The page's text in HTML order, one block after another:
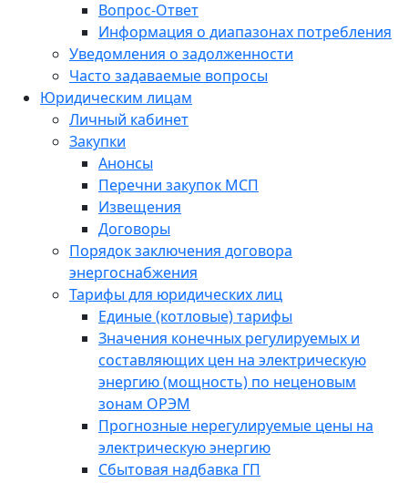
Вопрос-Ответ
Информация о диапазонах потребления
Уведомления о задолженности
Часто задаваемые вопросы
Юридическим лицам
Личный кабинет
Закупки
Анонсы
Перечни закупок МСП
Извещения
Договоры
Порядок заключения договора
энергоснабжения
Тарифы для юридических лиц
Единые (котловые) тарифы
Значения конечных регулируемых и
составляющих цен на электрическую
энергию (мощность) по неценовым
зонам ОРЭМ
Прогнозные нерегулируемые цены на
электрическую энергию
Сбытовая надбавка ГП